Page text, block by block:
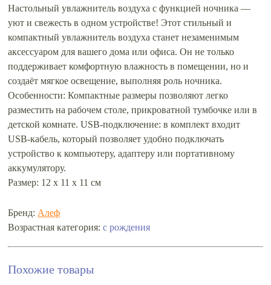
Настольный увлажнитель воздуха с функцией ночника —
уют и свежесть в одном устройстве! Этот стильный и
компактный увлажнитель воздуха станет незаменимым
аксессуаром для вашего дома или офиса. Он не только
поддерживает комфортную влажность в помещении, но и
создаёт мягкое освещение, выполняя роль ночника.
Особенности: Компактные размеры позволяют легко
разместить на рабочем столе, прикроватной тумбочке или в
детской комнате. USB-подключение: в комплект входит
USB-кабель, который позволяет удобно подключать
устройство к компьютеру, адаптеру или портативному
аккумулятору.
Размер: 12 х 11 х 11 см
Бренд: Алеф
Возрастная категория:с рождения
Похожие товары